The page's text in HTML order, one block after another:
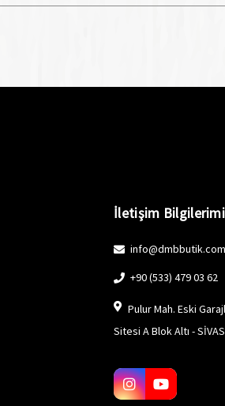
İletişim
info@dmbbutik.com
+90 (533) 479 03 62
Pulur Mah. Eski
Sitesi A Blok Altı - SİVAS